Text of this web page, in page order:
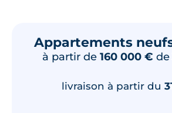
Appartements
à partir de 160 000 € de
livraison à partir du